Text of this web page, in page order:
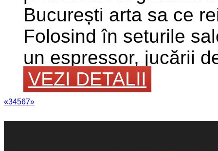
București arta sa ce
Folosind în seturile
un espressor, jucării
VEZI DETALII
«34567»